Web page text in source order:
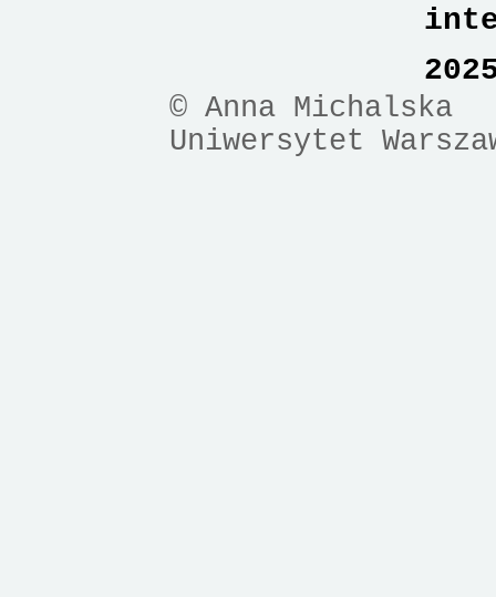
© Anna Michalska
Uniwersytet